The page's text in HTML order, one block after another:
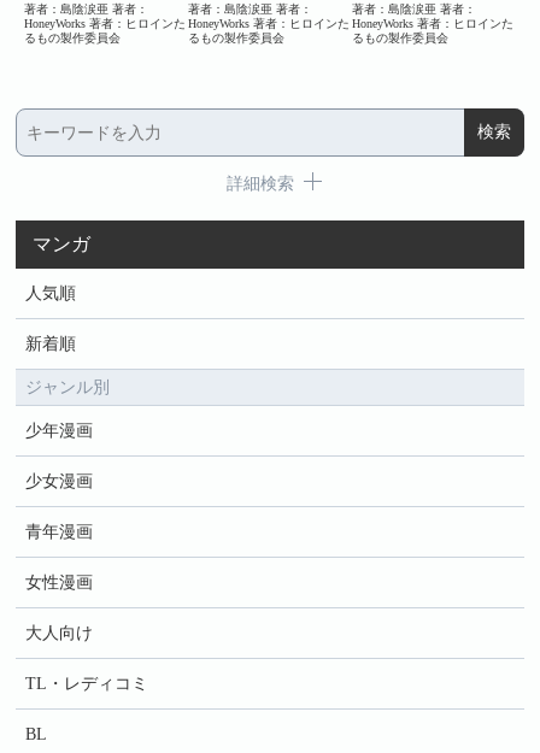
著者：島陰涙亜 著者：
HoneyWorks 著者：ヒロインた
るもの製作委員会
著者：島陰涙亜 著者：
HoneyWorks 著者：ヒロインた
るもの製作委員会
著者：島陰涙亜 著者：
HoneyWorks 著者：ヒロインた
るもの製作委員会
詳細検索
マンガ
人気順
新着順
ジャンル別
少年漫画
少女漫画
青年漫画
女性漫画
大人向け
TL・レディコミ
BL